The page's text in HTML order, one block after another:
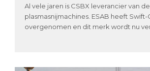
Al vele jaren is CSBX leverancier van de
plasmasnijmachines. ESAB heeft Swift-
overgenomen en dit merk wordt nu